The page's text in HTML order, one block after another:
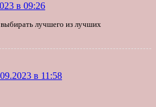
в 09:26
лучшего из лучших
в 11:58